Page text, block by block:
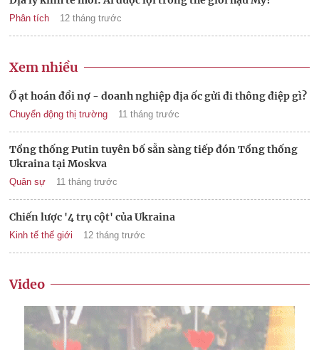
Phân tích 12 tháng trước
Xem nhiều
Ồ ạt hoán đổi nợ - doanh nghiệp địa ốc gửi đi thông điệp gì?
Chuyển động thị trường 11 tháng trước
Tổng thống Putin tuyên bố sẵn sàng tiếp đón Tổng thống
Ukraina tại Moskva
Quân sự 11 tháng trước
Chiến lược '4 trụ cột' của Ukraina
Kinh tế thế giới 12 tháng trước
Video